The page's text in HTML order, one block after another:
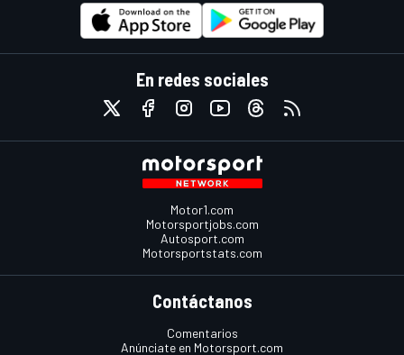
En redes sociales
Motor1.com
Motorsportjobs.com
Autosport.com
Motorsportstats.com
Contáctanos
Comentarios
Anúnciate en Motorsport.com